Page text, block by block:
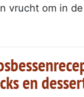
vrucht om in
en